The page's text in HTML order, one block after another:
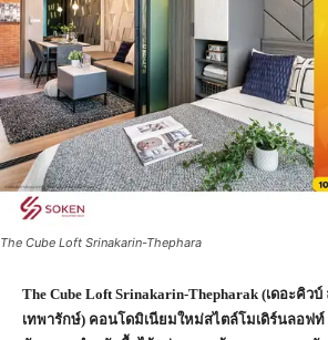
The Cube Loft Srinakarin-Thephara
The Cube Loft Srinakarin-Thepharak (เดอะคิว
เทพารักษ์) คอนโดมิเนียมใหม่สไตล์โมเดิร์นลอฟท์